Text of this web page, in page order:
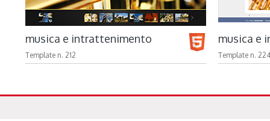
musica e intrattenimento
Template n. 212
musica e
Template n. 224